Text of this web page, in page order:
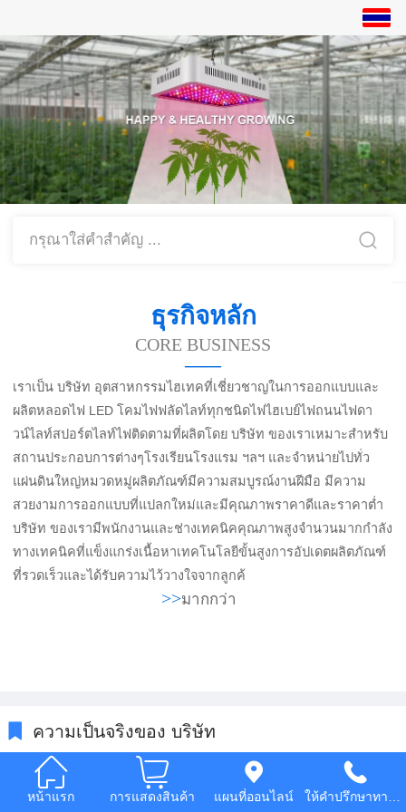
中文
English
繁体
日本語
français
Deutsch
ئۇيغۇرچە
กรุณาใส่คำสำคัญ ...
ธุรกิจหลัก
CORE BUSINESS
——
เราเป็น บริษัท อุตสาหกรรมไฮเทคที่เชี่ยวชาญในการออกแบบและ
ผลิตหลอดไฟ LED โคมไฟฟลัดไลท์ทุกชนิดไฟไฮเบย์ไฟถนนไฟดา
วน์ไลท์สปอร์ตไลท์ไฟติดตามที่ผลิตโดย บริษัท ของเราเหมาะสำหรับ
สถานประกอบการต่างๆโรงเรียนโรงแรม ฯลฯ และจำหน่ายไปทั่ว
แผ่นดินใหญ่หมวดหมู่ผลิตภัณฑ์มีความสมบูรณ์งานฝีมือ มีความ
สวยงามการออกแบบที่แปลกใหม่และมีคุณภาพราคาดีและราคาต่ำ
บริษัท ของเรามีพนักงานและช่างเทคนิคคุณภาพสูงจำนวนมากกำลัง
ทางเทคนิคที่แข็งแกร่งเนื้อหาเทคโนโลยีขั้นสูงการอัปเดตผลิตภัณฑ์
ที่รวดเร็วและได้รับความไว้วางใจจากลูกค้
>>‍มากกว่า‍‍ ‍ ‍
ความเป็นจริงของ บริษัท
หน้าแรก การแสดงสินค้า แผนที่ออนไลน์